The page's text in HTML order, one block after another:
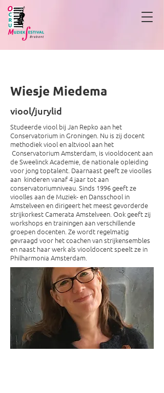
Wiesje Miedema
viool/jurylid
Studeerde viool bij Jan Repko aan het
Conservatorium in Groningen. Nu is zij docent
methodiek viool en altviool aan het
Conservatorium Amsterdam, is viooldocent aan
de Sweelinck Academie, de nationale opleiding
voor jong toptalent. Daarnaast geeft ze vioolles
aan kinderen vanaf 4 jaar tot aan
conservatoriumniveau. Sinds 1996 geeft ze
vioolles aan de Muziek- en Dansschool in
Amstelveen en dirigeert het meest gevorderde
strijkorkest Camerata Amstelveen. Ook geeft zij
workshops en trainingen aan verschillende
groepen docenten. Ze wordt regelmatig
gevraagd voor het coachen van strijkensembles
en naast haar werk als viooldocent speelt ze in
Philharmonia Amsterdam.